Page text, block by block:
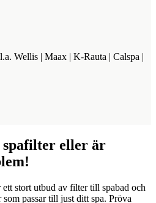
Wellis | Maax | K-Rauta | Calspa |
eller är
ett stort utbud av filter till spabad och
passar till just ditt spa. Pröva